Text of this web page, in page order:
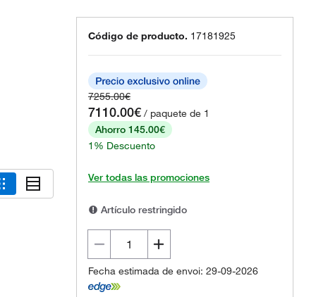
Código de producto. 17181925
7255.00€
7110.00€ / paquete de 1
Ahorro 145.00€
1% Descuento
Ver todas las promociones
Artículo restringido
Fecha estimada de envoi: 29-09-2026